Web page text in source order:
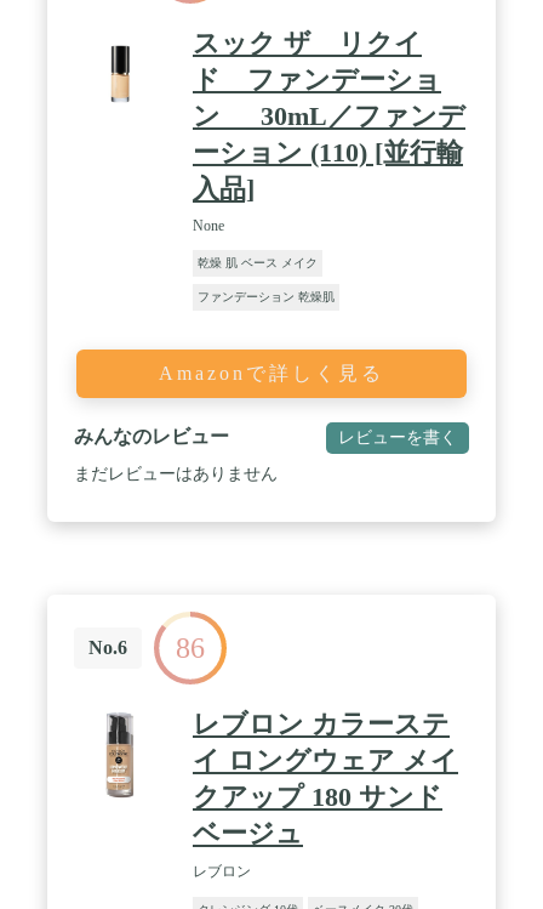
スック ザ リクイ
ド ファンデーショ
ン _30mL／ファンデ
ーション (110) [並行輸
入品]
None
乾燥 肌 ベース メイク
ファンデーション 乾燥肌
Amazonで詳しく見る
みんなのレビュー レビューを書く
まだレビューはありません
No.6 86
レブロン カラーステ
イ ロングウェア メイ
クアップ 180 サンド
ベージュ
レブロン